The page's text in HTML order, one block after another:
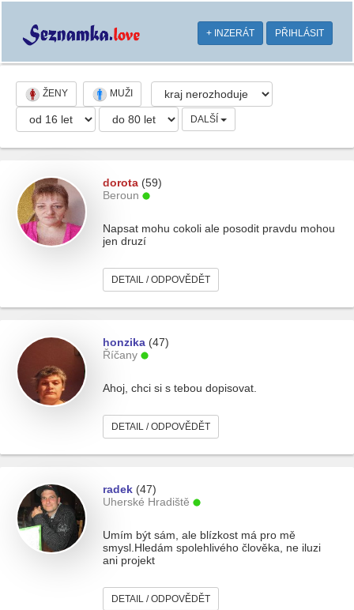
+ INZERÁT PŘIHLÁSIT
ŽENY MUŽI
DALŠÍ
dorota (59)
Beroun
Napsat mohu cokoli ale posodit pravdu mohou
jen druzí
DETAIL / ODPOVĚDĚT
honzika (47)
Říčany
Ahoj, chci si s tebou dopisovat.
DETAIL / ODPOVĚDĚT
radek (47)
Uherské Hradiště
Umím být sám, ale blízkost má pro mě
smysl.Hledám spolehlivého člověka, ne iluzi
ani projekt
DETAIL / ODPOVĚDĚT